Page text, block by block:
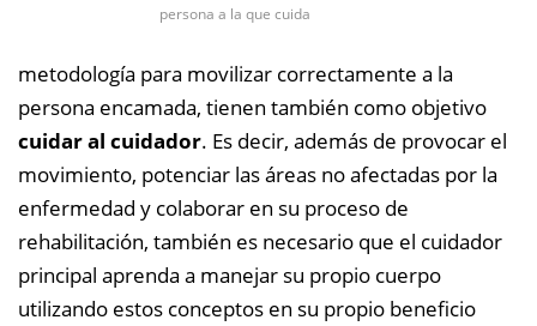
persona a la que cuida
metodología para movilizar correctamente a la
persona encamada, tienen también como objetivo
cuidar al cuidador. Es decir, además de provocar el
movimiento, potenciar las áreas no afectadas por la
enfermedad y colaborar en su proceso de
rehabilitación, también es necesario que el cuidador
principal aprenda a manejar su propio cuerpo
utilizando estos conceptos en su propio beneficio